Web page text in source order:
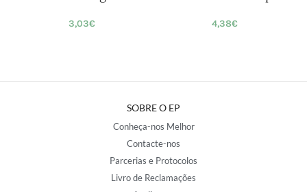
3,03€ 4,38€
SOBRE O EP
Conheça-nos Melhor
Contacte-nos
Parcerias e Protocolos
Livro de Reclamações